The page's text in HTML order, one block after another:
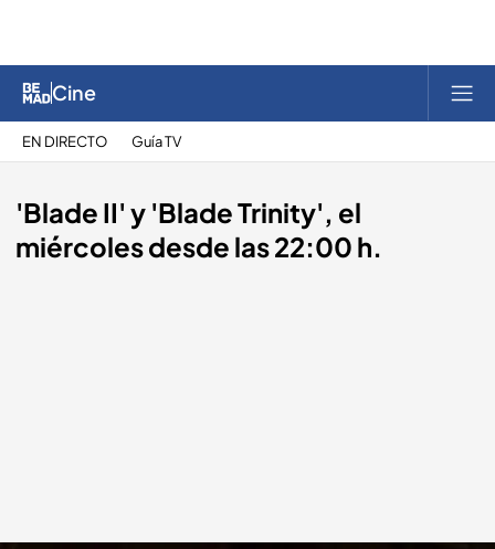
Cine
EN DIRECTO Guía TV
'Blade II' y 'Blade Trinity', el
miércoles desde las 22:00 h.